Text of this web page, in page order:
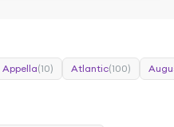
Appella(10) Atlantic(100)